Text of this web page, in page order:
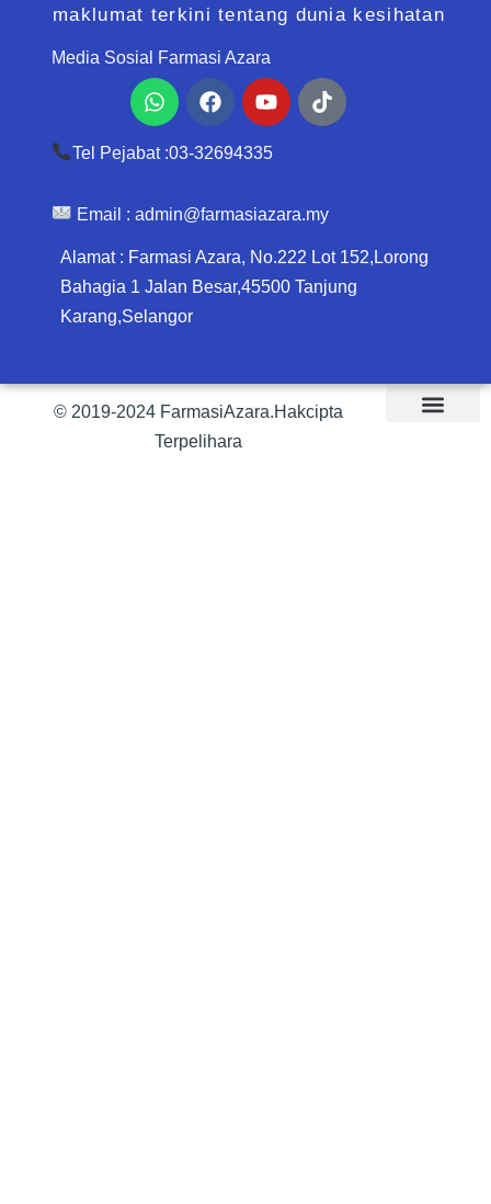
maklumat terkini tentang dunia kesihatan
Media Sosial Farmasi Azara
WhatsappFacebookYoutubeTiktok
Tel Pejabat :03-32694335
Email : admin@farmasiazara.my
Alamat : Farmasi Azara, No.222 Lot 152,Lorong
Bahagia 1 Jalan Besar,45500 Tanjung
Karang,Selangor
© 2019-2024 FarmasiAzara.Hakcipta
Terpelihara